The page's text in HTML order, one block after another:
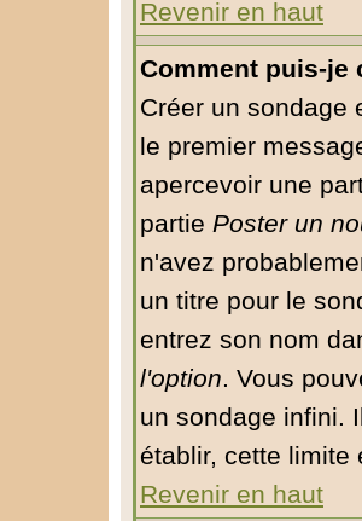
Revenir en haut
Comment puis-je
Créer un sondage
le premier
apercevoir une
partie Poster un
n'avez
un titre pour le
entrez son nom
l'option. Vous
un sondage infini.
établir, cette limite
Revenir en haut